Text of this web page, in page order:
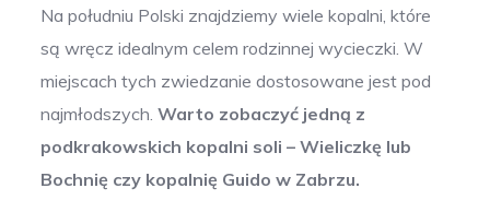
Na południu Polski znajdziemy wiele kopalni, które
są wręcz idealnym celem rodzinnej wycieczki. W
miejscach tych zwiedzanie dostosowane jest pod
najmłodszych.Warto zobaczyć jedną z
podkrakowskich kopalni soli – Wieliczkę lub
Bochnię czy kopalnię Guido w Zabrzu.